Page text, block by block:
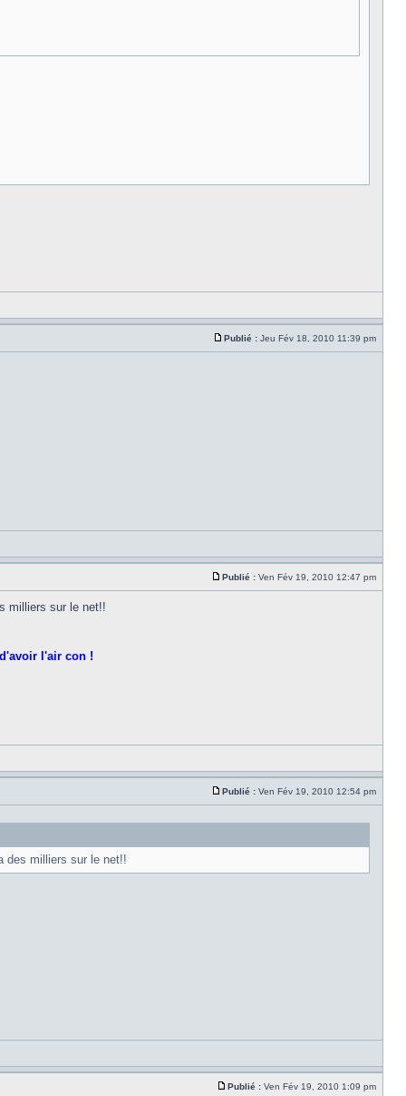
Publié : Jeu Fév 18, 2010 11:39 pm
Publié : Ven Fév 19, 2010 12:47 pm
milliers sur le net!!
l'air con !
Publié : Ven Fév 19, 2010 12:54 pm
des milliers sur le net!!
Publié : Ven Fév 19, 2010 1:09 pm